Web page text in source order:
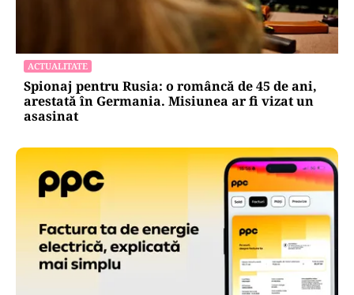
20 de grătare și sute de metri de mese: cum a
intrat Selly în Guinness World Records la
Nibiru